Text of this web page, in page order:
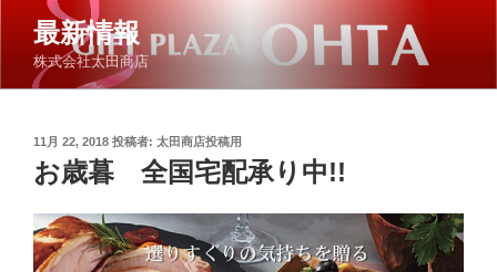
ン
最新情報
株式会社太田商店
投
稿
日:
11月 22, 2018 投稿者: 太田商店投稿用
お歳暮 全国宅配承り中!!